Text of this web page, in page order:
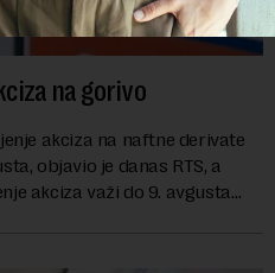
na gorivo
akciza na naftne derivate
objavio je danas RTS, a
akciza važi do 9. avgusta